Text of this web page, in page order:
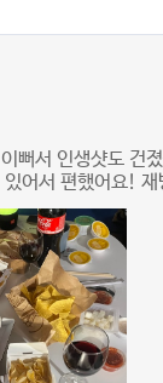
뻐서 인생샷도 건
있어서 편했어요!